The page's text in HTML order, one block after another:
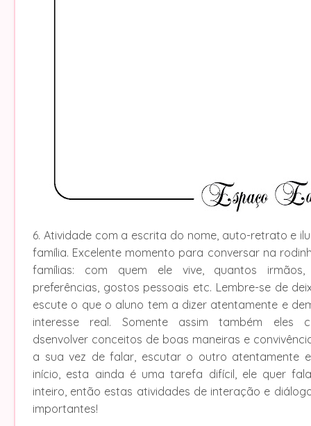
6. Atividade com a escrita do nome, auto-retrato e
família. Excelente momento para conversar na
famílias: com quem ele vive, quantos
preferências, gostos pessoais etc. Lembre-se de
escute o que o aluno tem a dizer atentamente e
interesse real. Somente assim também eles
dsenvolver conceitos de boas maneiras e
a sua vez de falar, escutar o outro atentamente
início, esta ainda é uma tarefa difícil, ele quer
inteiro, então estas atividades de interação e
importantes!